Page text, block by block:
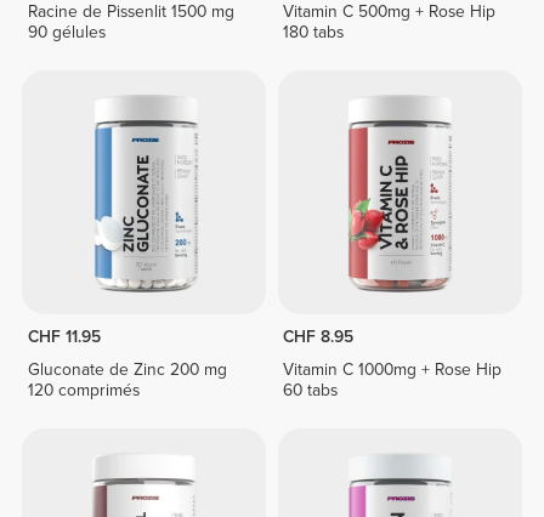
Racine de Pissenlit 1500 mg
90 gélules
Vitamin C 500mg + Rose Hip
180 tabs
CHF 11.95
Gluconate de Zinc 200 mg
120 comprimés
CHF 8.95
Vitamin C 1000mg + Rose Hip
60 tabs